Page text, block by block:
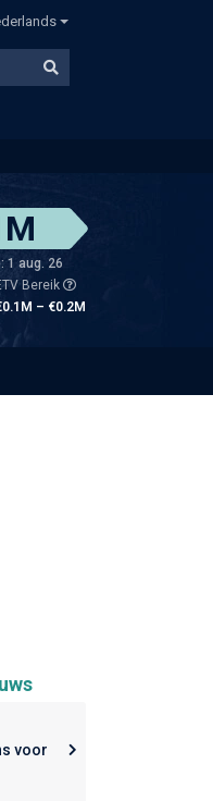
1 aug. 26
Bereik
– €0.2M
voor